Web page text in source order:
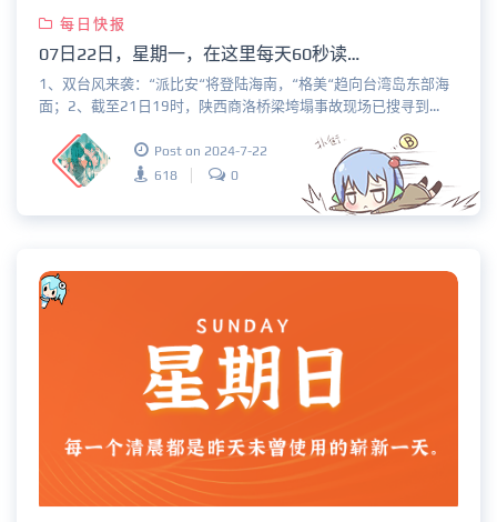
每日快报
07日22日，星期一，在这里每天60秒读懂世界！
1、双台风来袭：“派比安“将登陆海南，“格美“趋向台湾岛东部海
面；2、截至21日19时，陕西商洛桥梁垮塌事故现场已搜寻到...
Post on 2024-7-22
618
0